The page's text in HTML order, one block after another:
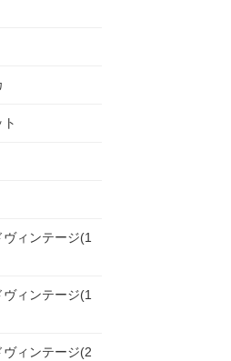
ヴィンテージ(1
ヴィンテージ(1
ヴィンテージ(2